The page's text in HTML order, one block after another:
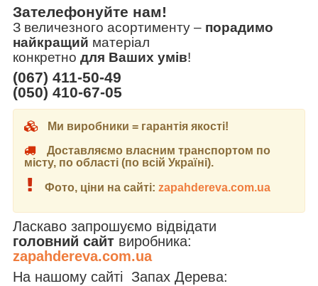
Зателефонуйте нам!
З величезного асортименту – порадимо
найкращий матеріал
конкретно для Ваших умів!
(067) 411-50-49
(050) 410-67-05
Ми виробники = гарантія якості!
Доставляємо власним транспортом по
місту, по області (по всій Україні).
Фото, ціни на сайті: zapahdereva.com.ua
Ласкаво запрошуємо відвідати
головний сайт виробника:
zapahdereva.com.ua
На нашому сайті Запах Дерева: